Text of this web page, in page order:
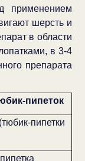
применением
шерсть и
в области
в 3-4
препарата
пипеток
пипетки